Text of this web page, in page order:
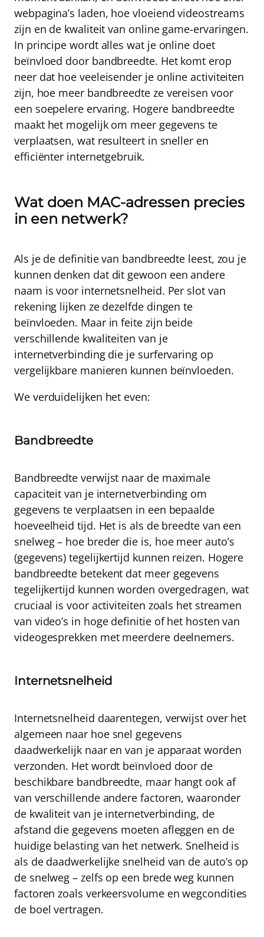
webpagina’s laden, hoe vloeiend videostreams
zijn en de kwaliteit van online game-ervaringen.
In principe wordt alles wat je online doet
beïnvloed door bandbreedte. Het komt erop
neer dat hoe veeleisender je online activiteiten
zijn, hoe meer bandbreedte ze vereisen voor
een soepelere ervaring. Hogere bandbreedte
maakt het mogelijk om meer gegevens te
verplaatsen, wat resulteert in sneller en
efficiënter internetgebruik.
Wat doen MAC-adressen precies
in een netwerk?
Als je de definitie van bandbreedte leest, zou je
kunnen denken dat dit gewoon een andere
naam is voor internetsnelheid. Per slot van
rekening lijken ze dezelfde dingen te
beïnvloeden. Maar in feite zijn beide
verschillende kwaliteiten van je
internetverbinding die je surfervaring op
vergelijkbare manieren kunnen beïnvloeden.
We verduidelijken het even:
Bandbreedte
Bandbreedte verwijst naar de maximale
capaciteit van je internetverbinding om
gegevens te verplaatsen in een bepaalde
hoeveelheid tijd. Het is als de breedte van een
snelweg – hoe breder die is, hoe meer auto’s
(gegevens) tegelijkertijd kunnen reizen. Hogere
bandbreedte betekent dat meer gegevens
tegelijkertijd kunnen worden overgedragen, wat
cruciaal is voor activiteiten zoals het streamen
van video’s in hoge definitie of het hosten van
videogesprekken met meerdere deelnemers.
Internetsnelheid
Internetsnelheid daarentegen, verwijst over het
algemeen naar hoe snel gegevens
daadwerkelijk naar en van je apparaat worden
verzonden. Het wordt beïnvloed door de
beschikbare bandbreedte, maar hangt ook af
van verschillende andere factoren, waaronder
de kwaliteit van je internetverbinding, de
afstand die gegevens moeten afleggen en de
huidige belasting van het netwerk. Snelheid is
als de daadwerkelijke snelheid van de auto’s op
de snelweg – zelfs op een brede weg kunnen
factoren zoals verkeersvolume en wegcondities
de boel vertragen.